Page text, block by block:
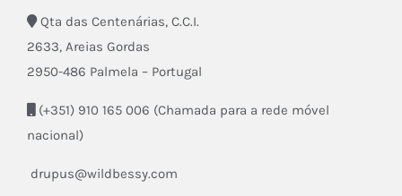
Qta das Centenárias, C.C.I.
2633, Areias Gordas
2950-486 Palmela – Portugal
(+351) 910 165 006 (Chamada para a rede móvel
nacional)
drupus@wildbessy.com